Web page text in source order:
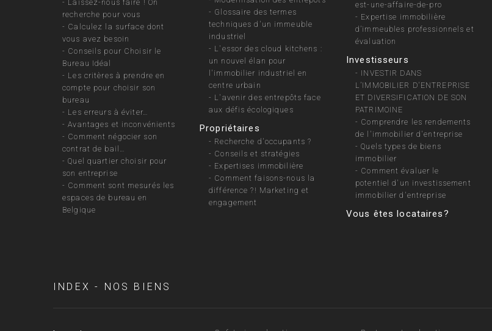
- Laissez-nous faire ! On
recherche pour vous
- Calculez la surface dont
vous avez besoin
- Conseils pour Choisir le
Bureau Idéal
- Les critères à prendre en
compte pour choisir son
bureau
- Les erreurs à éviter…
-Avantages et inconvénients
- Comment négocier son
contrat de bail…
-Quel quartier choisir pour
son entreprise
- Comment sont mesurés les
espaces de bureau en
Belgique
- Glossaire des termes
techniques d'un immeuble
industriel
- L'essor des cloud kitchens :
un nouvel élan pour
l'immobilier industriel en
centre urbain
- L'avenir des entrepôts face
aux défis écologiques
Propriétaires
- Recherche d'occupants ?
- Conseils et stratégies
- Expertises immobilière
- Comment faisons-nous la
différence ?! Marketing et
engagement
est-une-affaire-de-pro
- Expertise immobilière
d’immeubles professionnels et
évaluation
Investisseurs
- INVESTIR DANS
L’IMMOBILIER D'ENTREPRISE
ET DIVERSIFICATION DE SON
PATRIMOINE
- Comprendre les rendements
de l'immobilier d'entreprise
-Quels types de biens
immobilier
- Comment évaluer le
potentiel d'un investissement
immobilier d'entreprise
Vous êtes locataires?
INDEX - NOS BIENS